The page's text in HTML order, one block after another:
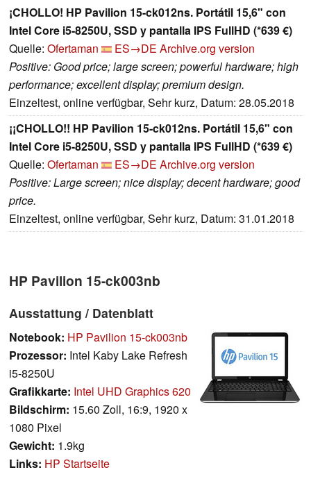
¡CHOLLO! HP Pavilion 15-ck012ns. Portátil 15,6" con
Intel Core i5-8250U, SSD y pantalla IPS FullHD (*639 €)
Quelle: Ofertaman ES→DE Archive.org version
Positive: Good price; large screen; powerful hardware; high
performance; excellent display; premium design.
Einzeltest, online verfügbar, Sehr kurz, Datum: 28.05.2018
¡¡CHOLLO!! HP Pavilion 15-ck012ns. Portátil 15,6" con
Intel Core i5-8250U, SSD y pantalla IPS FullHD (*639 €)
Quelle: Ofertaman ES→DE Archive.org version
Positive: Large screen; nice display; decent hardware; good
price.
Einzeltest, online verfügbar, Sehr kurz, Datum: 31.01.2018
HP Pavilion 15-ck003nb
Ausstattung / Datenblatt
Notebook: HP Pavilion 15-ck003nb
Prozessor: Intel Kaby Lake Refresh
i5-8250U
Grafikkarte: Intel UHD Graphics 620
Bildschirm: 15.60 Zoll, 16:9, 1920 x
1080 Pixel
Gewicht: 1.9kg
Links: HP Startseite